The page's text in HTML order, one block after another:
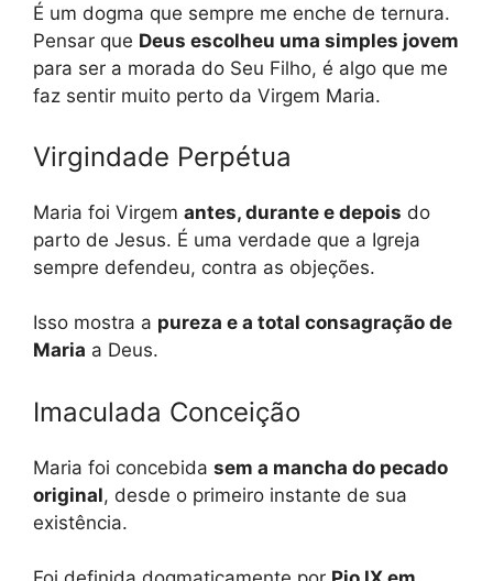
É um dogma que sempre me enche de ternura.
Pensar que Deus escolheu uma simples jovem
para ser a morada do Seu Filho, é algo que me
faz sentir muito perto da Virgem Maria.
Virgindade Perpétua
Maria foi Virgem antes, durante e depois do
parto de Jesus. É uma verdade que a Igreja
sempre defendeu, contra as objeções.
Isso mostra a pureza e a total consagração de
Maria a Deus.
Imaculada Conceição
Maria foi concebida sem a mancha do pecado
original, desde o primeiro instante de sua
existência.